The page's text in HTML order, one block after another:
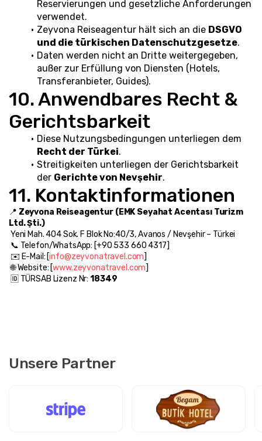
Reservierungen und gesetzliche Anforderungen
verwendet.
Zeyvona Reiseagentur hält sich an die DSGVO
und die türkischen Datenschutzgesetze.
Daten werden nicht an Dritte weitergegeben,
außer zur Erfüllung von Diensten (Hotels,
Transferanbieter, Guides).
10. Anwendbares Recht &
Gerichtsbarkeit
Recht der Türkei.
Streitigkeiten unterliegen der Gerichtsbarkeit
der Gerichte von Nevşehir.
11. Kontaktinformationen
📍 Zeyvona Reiseagentur (EMK Seyahat Acentası Turizm
Ltd. Şti.)
Yeni Mah. 404 Sok. F Blok No:40/3, Avanos / Nevşehir – Türkei
📞 Telefon/WhatsApp: [+90 533 660 4317]
✉️ E-Mail: [info@zeyvonatravel.com]
🌐 Website: [www.zeyvonatravel.com]
🆔 TÜRSAB Lizenz Nr: 18349
Unsere Partner